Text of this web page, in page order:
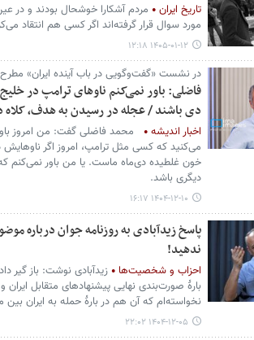
تاریخ ایران
مردم آشکارا خوشحال بودند و در
مورد سوال قرار گرفته‌اند اگر کسی هم انتقاد
۱۴۰۵-۰۱-۱۲ ۱۲:۱۸
در نشست «گفت‌وگویی در باب آینده‌ ایران»
فاضلی: باور نمی‌کنم ناوهای ترامپ در
دی‌ باشند / عجله در رسیدن به هدف، کلاه
اخبار اندیشه
محمد فاضلی گفت: من امروز
می‌کنید که کسی مثل ترامپ، امروز اگر
خون غلطیده دی‌ماه ماست. یا من باور نمی‌کنم
دیگری باشد.
۱۴۰۴-۱۲-۱۰ ۱۶:۱۷
پاسخ زیدآبادی به روزنامه جوان درباره
ندهید!
احزاب و شخصیت‌ها
زیدآبادی نوشت: باز گیر
بارۀ صورت‌بندی نهایی پیشنهادهای متقابل
نخواسته‌ام که آن هم در بارۀ حمله به ایران بین
۱۴۰۴-۱۲-۰۵ ۲۲:۰۲